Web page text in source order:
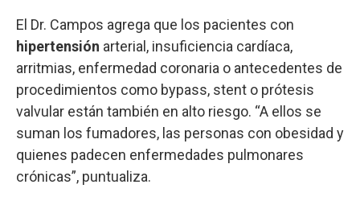
El Dr. Campos agrega que los pacientes con
hipertensión arterial, insuficiencia cardíaca,
arritmias, enfermedad coronaria o antecedentes de
procedimientos como bypass, stent o prótesis
valvular están también en alto riesgo. “A ellos se
suman los fumadores, las personas con obesidad y
quienes padecen enfermedades pulmonares
crónicas”, puntualiza.